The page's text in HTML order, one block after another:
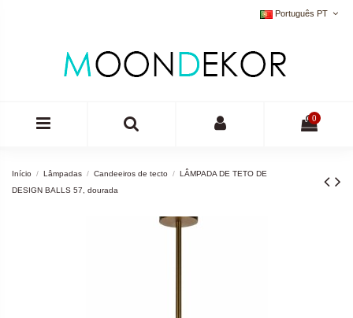
Português PT
0
Início Lâmpadas Candeeiros de tecto
LÂMPADA DE TETO DE
DESIGN BALLS 57, dourada